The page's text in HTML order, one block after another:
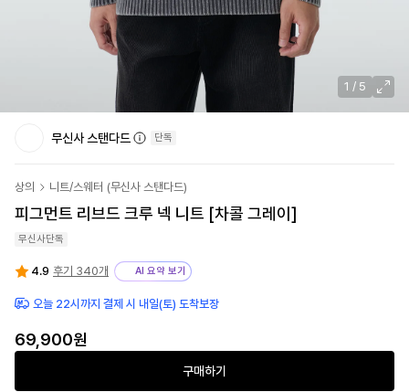
1 / 5
무신사 스탠다드 단독
상의 니트/스웨터 (무신사 스탠다드)
피그먼트 리브드 크루 넥 니트 [차콜 그레이]
무신사단독
4.9 후기 340개 AI 요약 보기
오늘 22시까지 결제 시 내일(토) 도착보장
69,900원
구매하기